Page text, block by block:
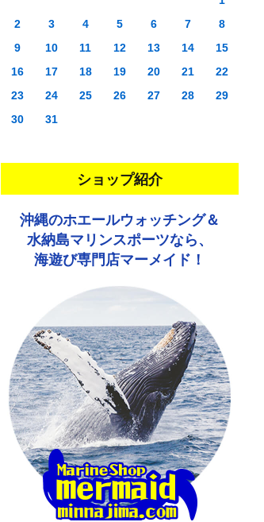
2
3 4 5 6 7
8
9
10 11 12 13 14
15
16
17 18 19 20 21
22
23
24 25 26 27 28
29
30
31
ショップ紹介
沖縄のホエールウォッチング＆
水納島マリンスポーツなら、
海遊び専門店マーメイド！